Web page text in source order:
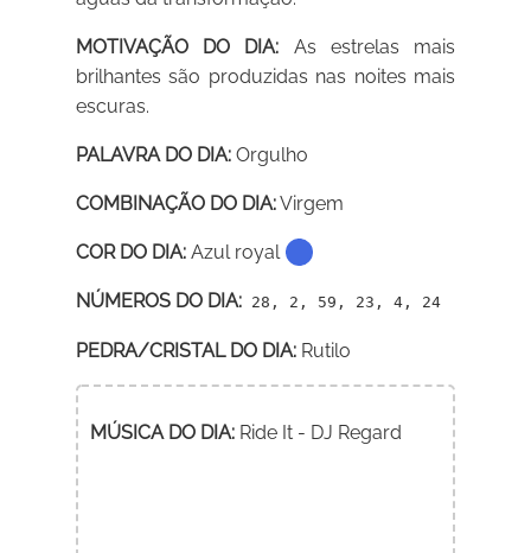
MOTIVAÇÃO DO DIA: As estrelas mais
brilhantes são produzidas nas noites mais
escuras.
PALAVRA DO DIA: Orgulho
COMBINAÇÃO DO DIA:Virgem
COR DO DIA: Azul royal
NÚMEROS DO DIA: 28, 2, 59, 23, 4, 24
PEDRA/CRISTAL DO DIA: Rutilo
MÚSICA DO DIA: Ride It - DJ Regard